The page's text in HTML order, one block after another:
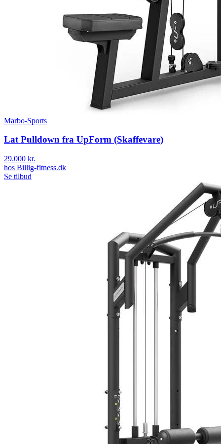
Marbo-Sports
Lat Pulldown fra UpForm (Skaffevare)
29.000 kr.
hos Billig-fitness.dk
Se tilbud